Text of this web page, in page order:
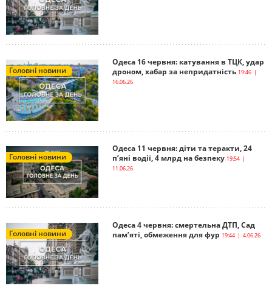
Головні новини
Одеса 16 червня: катування в ТЦК, удар
дроном, хабар за непридатність 19:46 |
16.06.26
Головні новини
Одеса 11 червня: діти та теракти, 24
п’яні водії, 4 млрд на безпеку 19:54 |
11.06.26
Головні новини
Одеса 4 червня: смертельна ДТП, Сад
пам’яті, обмеження для фур 19:44 | 4.06.26